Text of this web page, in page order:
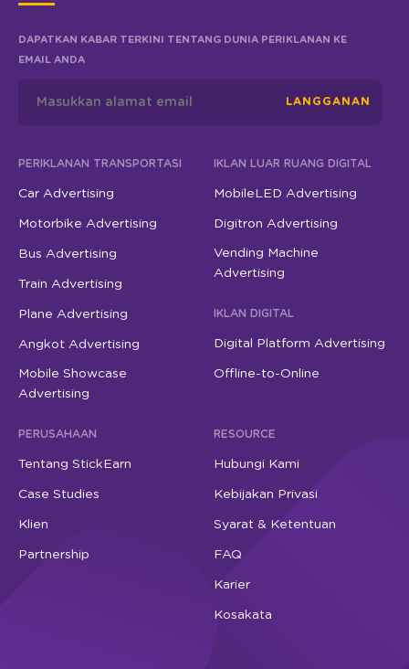
DAPATKAN KABAR TERKINI TENTANG DUNIA PERIKLANAN KE
EMAIL ANDA
LANGGANAN
PERIKLANAN TRANSPORTASI
Car Advertising
Motorbike Advertising
Bus Advertising
Train Advertising
Plane Advertising
Angkot Advertising
Mobile Showcase
Advertising
IKLAN LUAR RUANG DIGITAL
MobileLED Advertising
Digitron Advertising
Vending Machine
Advertising
IKLAN DIGITAL
Digital Platform Advertising
Offline-to-Online
PERUSAHAAN
Tentang StickEarn
Case Studies
Klien
Partnership
RESOURCE
Hubungi Kami
Kebijakan Privasi
Syarat & Ketentuan
FAQ
Karier
Kosakata